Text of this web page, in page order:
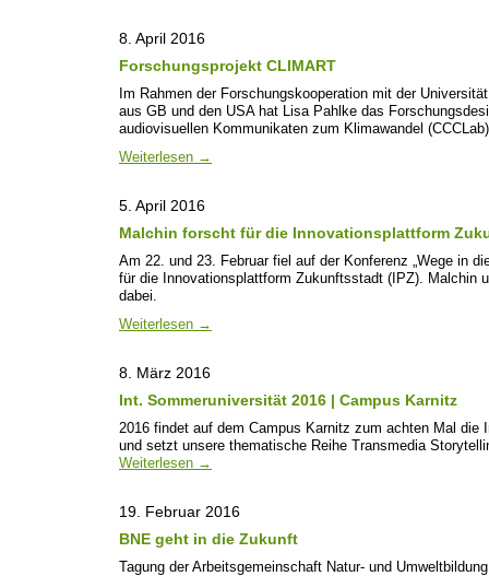
8. April 2016
Forschungsprojekt CLIMART
Im Rahmen der Forschungskooperation mit der
aus GB und den USA hat Lisa Pahlke das
audiovisuellen Kommunikaten zum Klimawandel
Weiterlesen →
5. April 2016
Malchin forscht für die Innovationsplattform
Am 22. und 23. Februar fiel auf der Konferenz „Wege in
für die Innovationsplattform Zukunftsstadt (IPZ). Malchin
dabei.
Weiterlesen →
8. März 2016
Int. Sommeruniversität 2016 | Campus Karnitz
2016 findet auf dem Campus Karnitz zum achten Mal die
und setzt unsere thematische Reihe
Transmedia
Weiterlesen →
19. Februar 2016
BNE geht in die Zukunft
Tagung der Arbeitsgemeinschaft Natur- und